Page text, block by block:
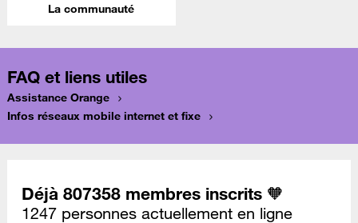
La communauté
FAQ et liens utiles
Assistance Orange
Infos réseaux mobile internet et fixe
Déjà 807358 membres inscrits 🧡
1247 personnes actuellement en ligne